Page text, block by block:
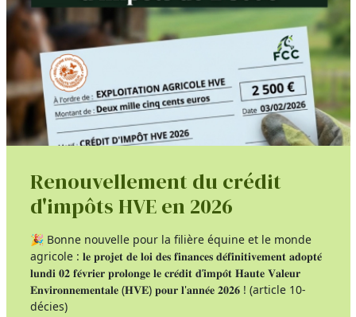
Renouvellement du crédit
d'impôts HVE en 2026
🎉 Bonne nouvelle pour la filière équine et le monde
agricole : 𝐥𝐞 𝐩𝐫𝐨𝐣𝐞𝐭 𝐝𝐞 𝐥𝐨𝐢 𝐝𝐞𝐬 𝐟𝐢𝐧𝐚𝐧𝐜𝐞𝐬 𝐝𝐞́𝐟𝐢𝐧𝐢𝐭𝐢𝐯𝐞𝐦𝐞𝐧𝐭 𝐚𝐝𝐨𝐩𝐭𝐞́
𝐥𝐮𝐧𝐝𝐢 𝟎𝟐 𝐟𝐞́𝐯𝐫𝐢𝐞𝐫 𝐩𝐫𝐨𝐥𝐨𝐧𝐠𝐞 𝐥𝐞 𝐜𝐫𝐞́𝐝𝐢𝐭 𝐝’𝐢𝐦𝐩𝐨̂𝐭 𝐇𝐚𝐮𝐭𝐞 𝐕𝐚𝐥𝐞𝐮𝐫
𝐄𝐧𝐯𝐢𝐫𝐨𝐧𝐧𝐞𝐦𝐞𝐧𝐭𝐚𝐥𝐞 (𝐇𝐕𝐄) 𝐩𝐨𝐮𝐫 𝐥'𝐚𝐧𝐧𝐞́𝐞 𝟐𝟎𝟐𝟔 ! (article 10-
décies)